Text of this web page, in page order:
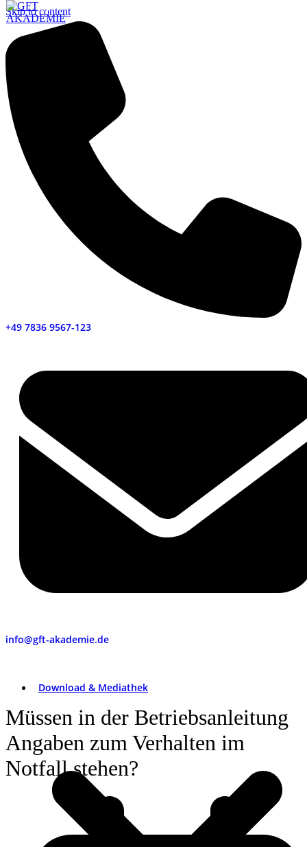
Skip to content
+49 7836 9567-123
info@gft-akademie.de
Download & Mediathek
Müssen in der Betriebsanleitung
Angaben zum Verhalten im
Notfall stehen?